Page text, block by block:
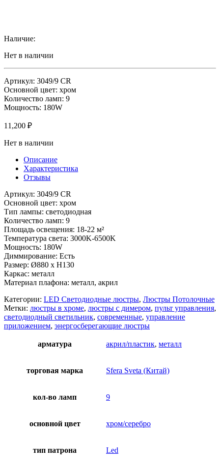
Наличие:
Нет в наличии
Артикул: 3049/9 CR
Основной цвет: хром
Количество ламп: 9
Мощность: 180W
11,200 ₽
Нет в наличии
Описание
Характеристика
Отзывы
Артикул: 3049/9 CR
Основной цвет: хром
Тип лампы: светодиодная
Количество ламп: 9
Площадь освещения: 18-22 м²
Температура света: 3000K-6500K
Мощность: 180W
Диммирование: Есть
Размер: Ø880 x H130
Каркас: металл
Материал плафона: металл, акрил
Категории: LED Светодиодные люстры, Люстры Потолочные
Метки: люстры в хроме, люстры с димером, пульт управления,
светодиодный светильник, современные, управление
приложением, энергосберегающие люстры
арматура акрил/пластик, металл
торговая марка Sfera Sveta (Китай)
кол-во ламп 9
основной цвет хром/серебро
тип патрона Led